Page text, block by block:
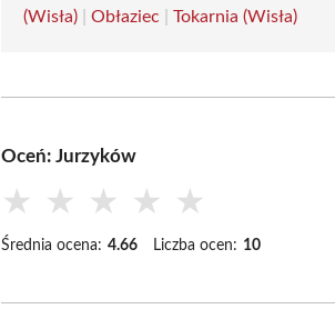
(Wisła) |Obłaziec |Tokarnia (Wisła)
Oceń: Jurzyków
★ ★ ★ ★ ★
Średnia ocena: 4.66 Liczba ocen: 10